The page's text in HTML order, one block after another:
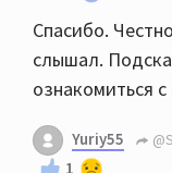
Спасибо.
слышал.
ознакомиться
Yuriy55
1